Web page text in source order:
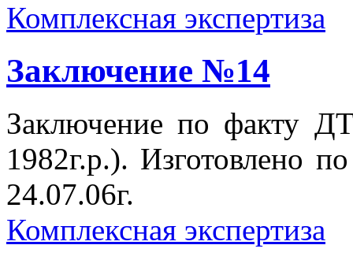
Комплексная экспертиза
Заключение №14
Заключение по факту
1982г.р.). Изготовлено
24.07.06г.
Комплексная экспертиза